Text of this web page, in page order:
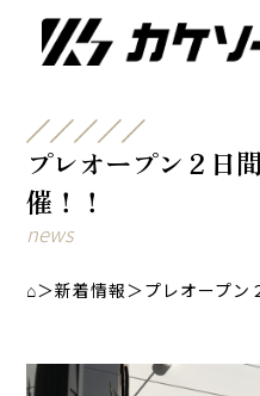
プレオープン２日
催！！
news
⌂＞新着情報 ＞プレオープン